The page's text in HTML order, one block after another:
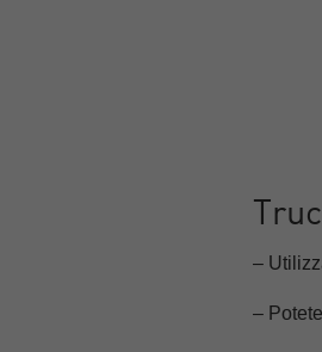
–
–